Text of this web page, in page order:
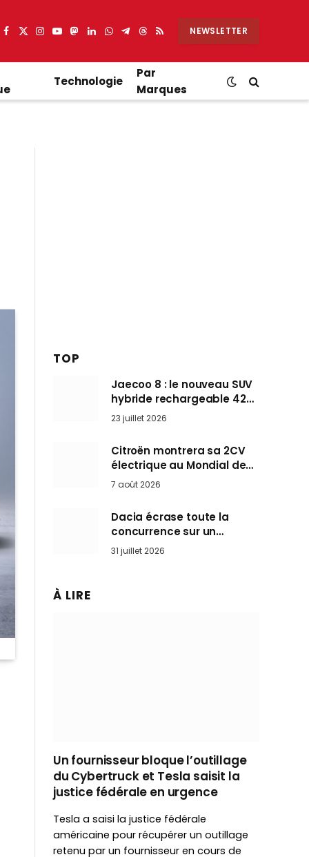
Facebook
X
Instagram
YouTube
Mastodon
LinkedIn
WhatsApp
Partager
Telegram
Threads
RSS NEWSLETTER
Technologie
Par
Marques
TOP
Jaecoo 8 : le nouveau SUV
hybride rechargeable 428
ch qui vise l’Audi Q7 arrive
en Europe cet automne
23 juillet 2026
Citroën montrera sa 2CV
électrique au Mondial de
Paris pendant que BMW et
7 août 2026
Dacia écrase toute la
concurrence sur un
marché où personne ne
l’attendait
31 juillet 2026
À LIRE
Un fournisseur bloque l’outillage
du Cybertruck et Tesla saisit la
justice fédérale en urgence
Tesla a saisi la justice fédérale
américaine pour récupérer un outillage
retenu par un fournisseur en cours de